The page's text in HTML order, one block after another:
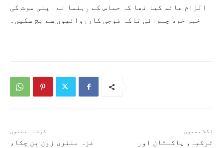
الزام عائد کیا تھا کہ حماس کے رہنما نے اپنی موت کی
خبر خود چلوائی تاکہ فوجی کارروائیوں سے بچ سکیں۔
گزشتہ مضمون
غزہ ملٹری زون بن چکا،
اگلا مضمون
ترکیہ، پاکستان اور